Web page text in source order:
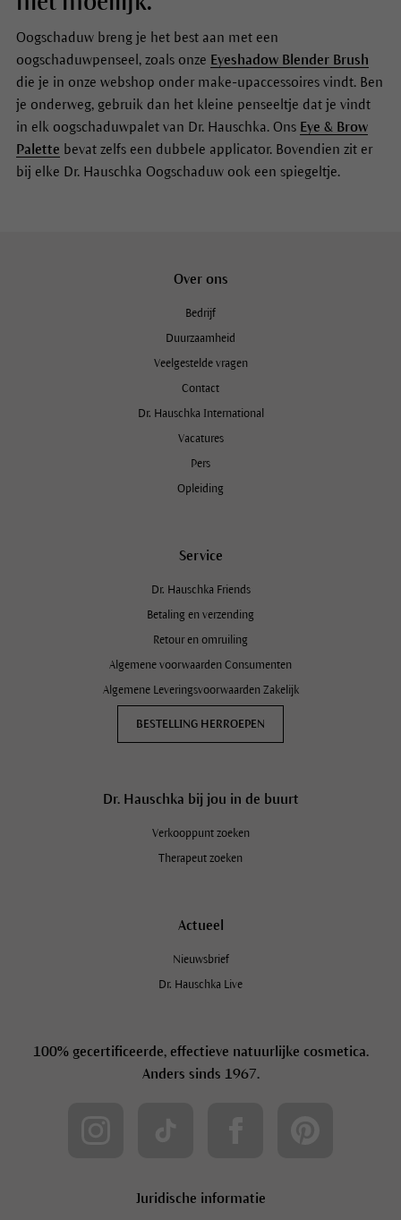
Oogschaduw breng je het best aan met een
oogschaduwpenseel, zoals onze Eyeshadow Blender Brush
die je in onze webshop onder make-upaccessoires vindt. Ben
je onderweg, gebruik dan het kleine penseeltje dat je vindt
in elk oogschaduwpalet van Dr. Hauschka. Ons Eye & Brow
Palette bevat zelfs een dubbele applicator. Bovendien zit er
bij elke Dr. Hauschka Oogschaduw ook een spiegeltje.
Over ons
Bedrijf
Duurzaamheid
Veelgestelde vragen
Contact
Dr. Hauschka International
Vacatures
Pers
Opleiding
Service
Dr. Hauschka Friends
Betaling en verzending
Retour en omruiling
Algemene voorwaarden Consumenten
Algemene Leveringsvoorwaarden Zakelijk
BESTELLING HERROEPEN
Dr. Hauschka bij jou in de buurt
Verkooppunt zoeken
Therapeut zoeken
Actueel
Nieuwsbrief
Dr. Hauschka Live
100% gecertificeerde, effectieve natuurlijke cosmetica.
Anders sinds 1967.
Juridische informatie